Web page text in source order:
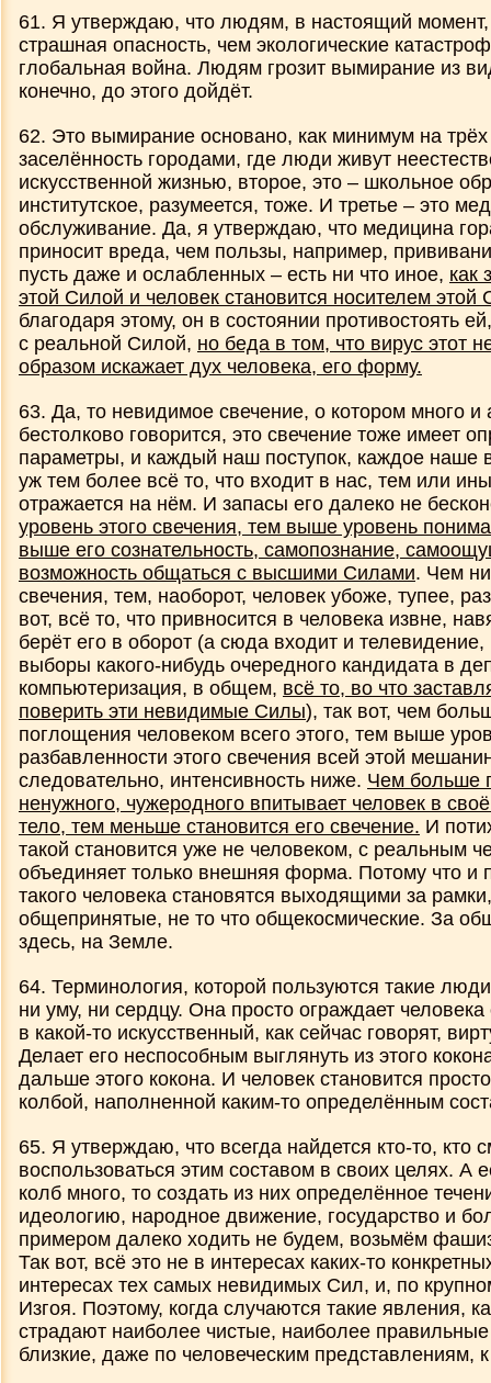
61. Я утверждаю, что людям, в настоящий момент,
страшная опасность, чем экологические
глобальная война. Людям грозит вымирание из
конечно, до этого дойдёт.
62. Это вымирание основано, как минимум на
заселённость городами, где люди живут
искусственной жизнью, второе, это – школьное
институтское, разумеется, тоже. И третье – это
обслуживание. Да, я утверждаю, что медицина
приносит вреда, чем пользы, например,
пусть даже и ослабленных – есть ни что иное, как
этой Силой и человек становится носителем этой
благодаря этому, он в состоянии противостоять
с реальной Силой, но беда в том, что вирус этот
образом искажает дух человека, его форму.
63. Да, то невидимое свечение, о котором много и
бестолково говорится, это свечение тоже имеет
параметры, и каждый наш поступок, каждое наше
уж тем более всё то, что входит в нас, тем или
отражается на нём. И запасы его далеко не
уровень этого свечения, тем выше уровень
выше его сознательность, самопознание,
возможность общаться с высшими Силами. Чем
свечения, тем, наоборот, человек убоже, тупее,
вот, всё то, что привносится в человека извне,
берёт его в оборот (а сюда входит и
выборы какого-нибудь очередного кандидата в
компьютеризация, в общем, всё то, во что
поверить эти невидимые Силы), так вот, чем
поглощения человеком всего этого, тем выше
разбавленности этого свечения всей этой
следовательно, интенсивность ниже. Чем больше
ненужного, чужеродного впитывает человек в
тело, тем меньше становится его свечение. И
такой становится уже не человеком, с реальным
объединяет только внешняя форма. Потому что и
такого человека становятся выходящими за
общепринятые, не то что общекосмические. За
здесь, на Земле.
64. Терминология, которой пользуются такие
ни уму, ни сердцу. Она просто ограждает
в какой-то искусственный, как сейчас говорят,
Делает его неспособным выглянуть из этого
дальше этого кокона. И человек становится
колбой, наполненной каким-то определённым
65. Я утверждаю, что всегда найдется кто-то, кто
воспользоваться этим составом в своих целях. А
колб много, то создать из них определённое
идеологию, народное движение, государство и
примером далеко ходить не будем, возьмём
Так вот, всё это не в интересах каких-то
интересах тех самых невидимых Сил, и, по
Изгоя. Поэтому, когда случаются такие явления,
страдают наиболее чистые, наиболее
близкие, даже по человеческим представлениям, к